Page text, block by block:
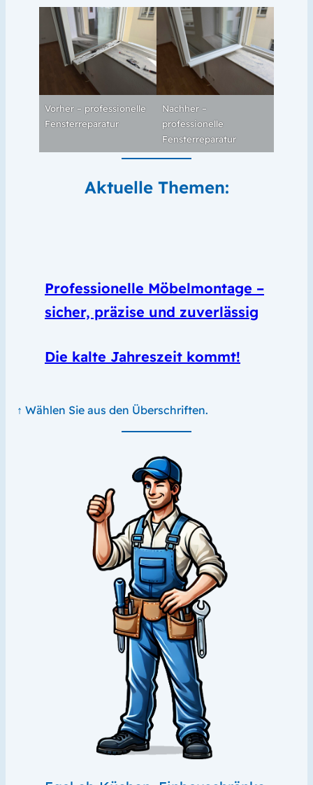
Vorher – professionelle
Fensterreparatur
Nachher –
professionelle
Fensterreparatur
Aktuelle Themen:
Professionelle Möbelmontage –
sicher, präzise und zuverlässig
Die kalte Jahreszeit kommt!
↑ Wählen Sie aus den Überschriften.